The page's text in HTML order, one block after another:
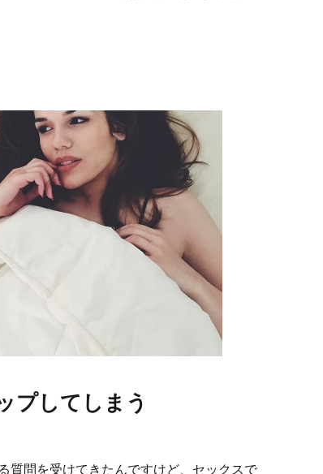
プしてしまう
質問を受けてきたんですけど、セックスで